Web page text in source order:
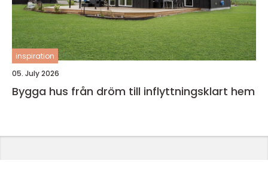
inspiration
05. July 2026
Bygga hus från dröm till inflyttningsklart hem